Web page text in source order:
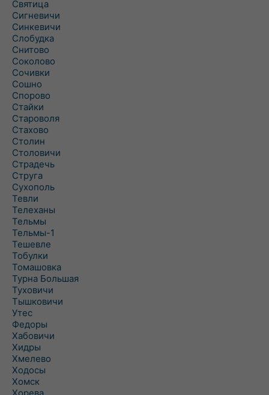
Святица
Сигневичи
Синкевичи
Слобудка
Снитово
Соколово
Сочивки
Сошно
Спорово
Стайки
Староволя
Стахово
Столин
Столовичи
Страдечь
Струга
Сухополь
Тевли
Телеханы
Тельмы
Тельмы-1
Тешевле
Тобулки
Томашовка
Турна Большая
Туховичи
Тышковичи
Утес
Федоры
Хабовичи
Хидры
Хмелево
Ходосы
Хомск